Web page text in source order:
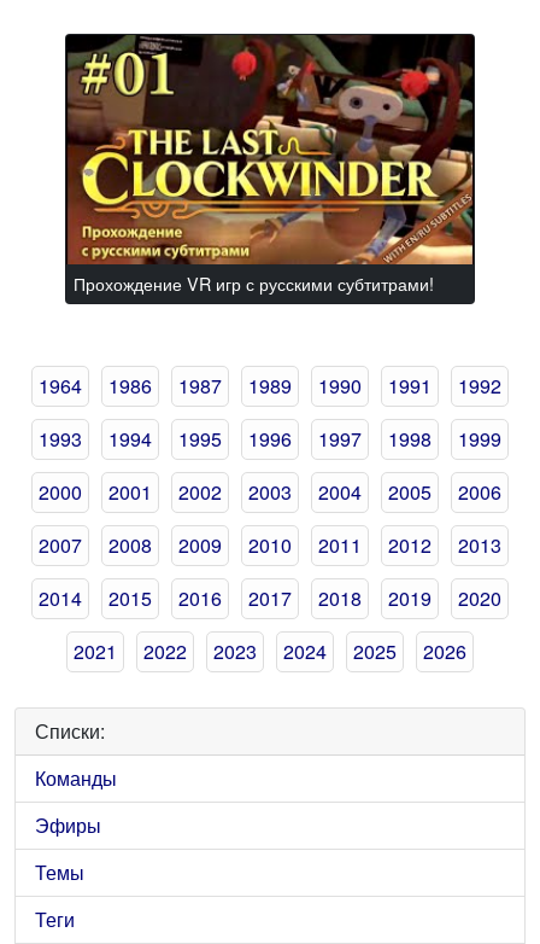
Прохождение VR игр с русскими субтитрами!
1964 1986 1987 1989 1990 1991
1992
1993
1994 1995 1996 1997 1998
1999
2000
2001 2002 2003 2004 2005
2006
2007
2008 2009 2010 2011 2012
2013
2014
2015 2016 2017 2018 2019
2020
2021
2022 2023 2024 2025 2026
Списки:
Команды
Эфиры
Темы
Теги